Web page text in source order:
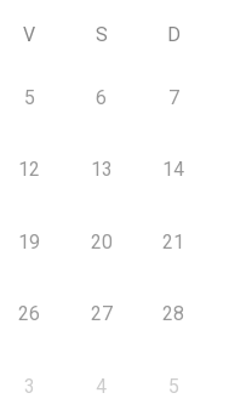
V S D
5 6 7
12 13 14
19 20 21
26 27 28
3 4 5